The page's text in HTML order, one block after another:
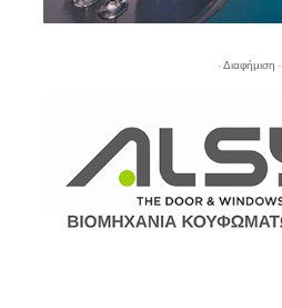
- Διαφήμιση -